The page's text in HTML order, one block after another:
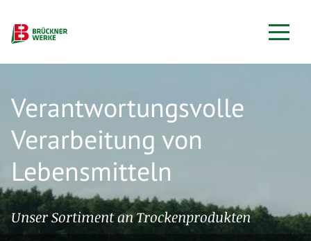
Verantwortungsvolle
Verarbeitung von
Lebensmitteln
Unser Sortiment an Trockenprodukten